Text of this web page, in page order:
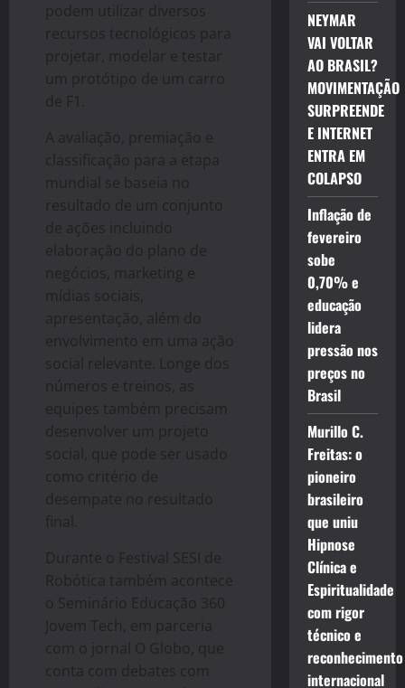
podem utilizar diversos
recursos tecnológicos para
projetar, modelar e testar
um protótipo de um carro
de F1.
A avaliação, premiação e
classificação para a etapa
mundial se baseia no
resultado de um conjunto
de ações incluindo
elaboração do plano de
negócios, marketing e
mídias sociais,
apresentação, além do
envolvimento em uma ação
social relevante. Longe dos
números e treinos, as
equipes também precisam
desenvolver um projeto
social, que pode ser usado
como critério de
desempate no resultado
final.
Durante o Festival SESI de
Robótica também acontece
o Seminário Educação 360
Jovem Tech, em parceria
com o jornal O Globo, que
conta com debates com
NEYMAR
VAI VOLTAR
AO BRASIL?
MOVIMENTAÇÃO
SURPREENDE
E INTERNET
ENTRA EM
COLAPSO
Inflação de
fevereiro
sobe
0,70% e
educação
lidera
pressão nos
preços no
Brasil
Murillo C.
Freitas: o
pioneiro
brasileiro
que uniu
Hipnose
Clínica e
Espiritualidade
com rigor
técnico e
reconhecimento
internacional